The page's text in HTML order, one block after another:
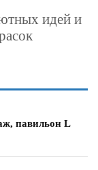
идей и
павильон L